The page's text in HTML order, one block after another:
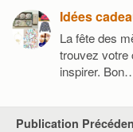
Idées
La fête des
trouvez votre
inspirer.
Publication